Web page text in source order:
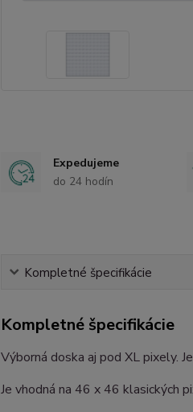
Expedujeme
do 24 hodín
Kompletné špecifikácie
Kompletné špecifikácie
Výborná doska aj pod XL pixely.
Je vhodná na 46 x 46 klasických